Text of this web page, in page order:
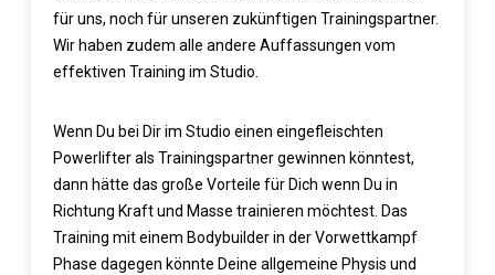
für uns, noch für unseren zukünftigen Trainingspartner.
Wir haben zudem alle andere Auffassungen vom
effektiven Training im Studio.
Wenn Du bei Dir im Studio einen eingefleischten
Powerlifter als Trainingspartner gewinnen könntest,
dann hätte das große Vorteile für Dich wenn Du in
Richtung Kraft und Masse trainieren möchtest. Das
Training mit einem Bodybuilder in der Vorwettkampf
Phase dagegen könnte Deine allgemeine Physis und